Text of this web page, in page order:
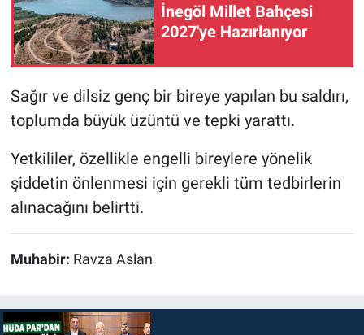
İnegöl Millet Bahçesi
2027'ye Hazırlanıyor
Sağır ve dilsiz genç bir bireye yapılan bu saldırı,
toplumda büyük üzüntü ve tepki yarattı.
Yetkililer, özellikle engelli bireylere yönelik
şiddetin önlenmesi için gerekli tüm tedbirlerin
alınacağını belirtti.
Muhabir: Ravza Aslan